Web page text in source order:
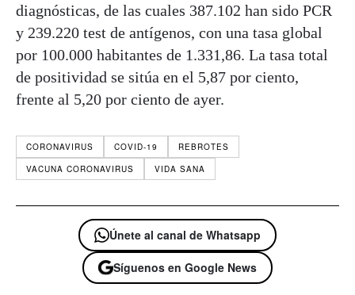
diagnósticas, de las cuales 387.102 han sido PCR
y 239.220 test de antígenos, con una tasa global
por 100.000 habitantes de 1.331,86. La tasa total
de positividad se sitúa en el 5,87 por ciento,
frente al 5,20 por ciento de ayer.
CORONAVIRUS COVID-19
REBROTES
VACUNA CORONAVIRUS
VIDA SANA
Únete al canal de Whatsapp
Síguenos en Google News